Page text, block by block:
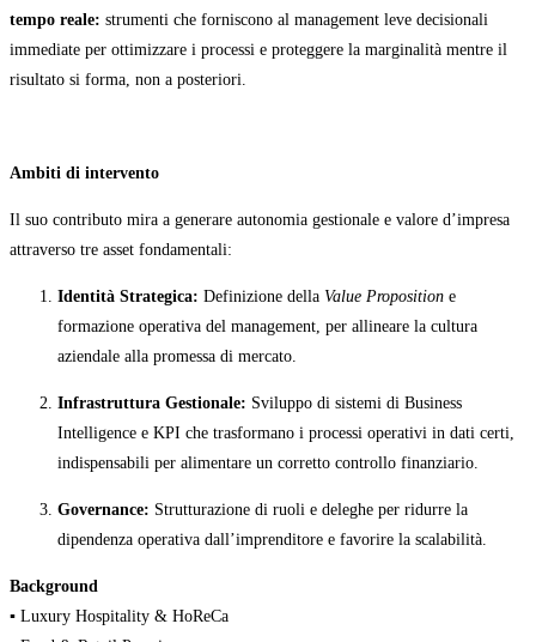
tempo reale: strumenti che forniscono al management leve decisionali
immediate per ottimizzare i processi e proteggere la marginalità mentre il
risultato si forma, non a posteriori.
Ambiti di intervento
Il suo contributo mira a generare autonomia gestionale e valore d’impresa
attraverso tre asset fondamentali:
Identità Strategica: Definizione della Value Proposition e
formazione operativa del management, per allineare la cultura
aziendale alla promessa di mercato.
Infrastruttura Gestionale: Sviluppo di sistemi di Business
Intelligence e KPI che trasformano i processi operativi in dati certi,
indispensabili per alimentare un corretto controllo finanziario.
Governance: Strutturazione di ruoli e deleghe per ridurre la
dipendenza operativa dall’imprenditore e favorire la scalabilità.
Background
▪️ Luxury Hospitality & HoReCa